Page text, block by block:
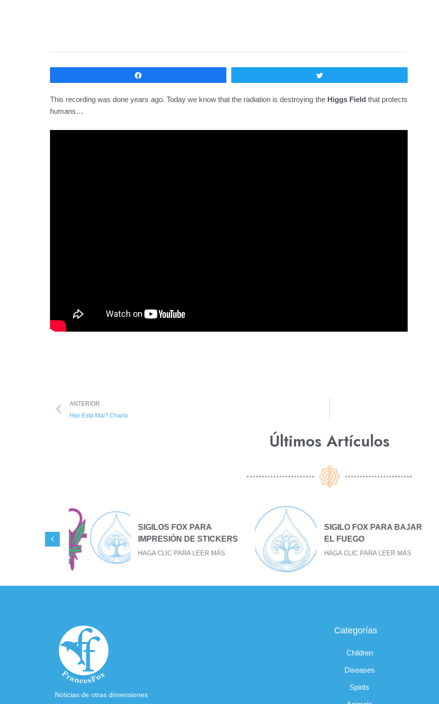
This recording was done years ago. Today we know that the radiation is destroying the Higgs Field that protects
humans…
ANTERIOR
Hijo Esta Mal? Charla
Últimos Artículos​
SIGILOS FOX PARA
IMPRESIÓN DE STICKERS
HAGA CLIC PARA LEER MÁS
SIGILO FOX PARA BAJAR
EL FUEGO
HAGA CLIC PARA LEER MÁS
Noticias de otras dimensiones
Categorías
Children
Diseases
Spirits